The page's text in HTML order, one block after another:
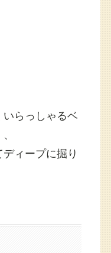
らっしゃるベ
ディープに掘り